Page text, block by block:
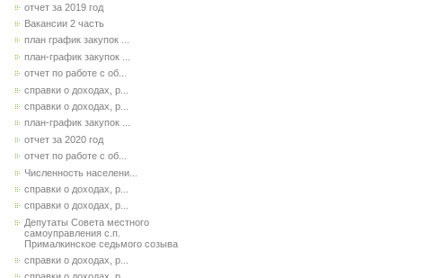
отчет за 2019 год
Вакансии 2 часть
план график закупок ...
план-график закупок ...
отчет по работе с об...
справки о доходах, р...
справки о доходах, р...
план-график закупок ...
отчет за 2020 год
отчет по работе с об...
Численность населени...
справки о доходах, р...
справки о доходах, р...
Депутаты Совета местного
самоуправления с.п.
Прималкинское седьмого созыва
справки о доходах, р...